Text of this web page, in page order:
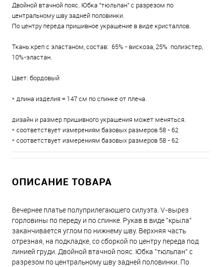
Двойной втачной пояс. Юбка "тюльпан" с разрезом по
центральному шву задней половинки.
По центру переда пришивное украшение в виде кристаллов.
Ткань:креп с эластаном, состав: 65% - вискоза, 25% полиэстер,
10%-эластан.
Цвет: бордовый
* длина изделия = 147 см по спинке от плеча.
дизайн и размер пришивного украшения может меняться.
* соответствует измерениям базовых размеров 58 - 62
* соответствует измерениям базовых размеров 58 - 62
ОПИСАНИЕ ТОВАРА
Вечернее платье полуприлегающего силуэта. V-вырез
горловины по переду и по спинке. Рукав в виде "крыла"
заканчивается углом по нижнему шву. Верхняя часть
отрезная, на подкладке, со сборкой по центру переда под
линией груди. Двойной втачной пояс. Юбка "тюльпан" с
разрезом по центральному шву задней половинки. По